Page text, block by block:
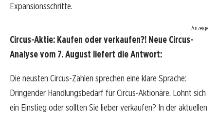
Expansionsschritte.
Anzeige
Circus-Aktie: Kaufen oder verkaufen?! Neue Circus-
Analyse vom 7. August liefert die Antwort:
Die neusten Circus-Zahlen sprechen eine klare Sprache:
Dringender Handlungsbedarf für Circus-Aktionäre. Lohnt sich
ein Einstieg oder sollten Sie lieber verkaufen? In der aktuellen